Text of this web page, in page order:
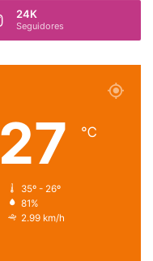
24K
Seguidores
27 ℃
35º - 26º
81%
2.99 km/h